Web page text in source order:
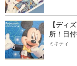
【ディ
所！日
ミキティ